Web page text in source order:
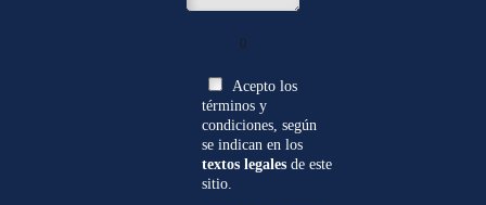
0
Acepto los
términos y
condiciones, según
se indican en los
textos legales de este
sitio.